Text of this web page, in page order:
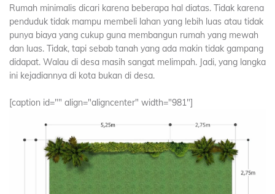
Rumah minimalis dicari karena beberapa hal diatas. Tidak karena
penduduk tidak mampu membeli lahan yang lebih luas atau tidak
punya biaya yang cukup guna membangun rumah yang mewah
dan luas. Tidak, tapi sebab tanah yang ada makin tidak gampang
didapat. Walau di desa masih sangat melimpah. Jadi, yang langka
ini kejadiannya di kota bukan di desa.
[caption id="" align="aligncenter" width="981"]